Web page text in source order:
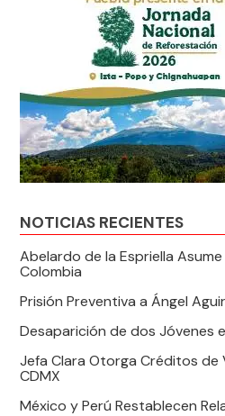
NOTICIAS RECIENTES
Abelardo de la Espriella
Colombia
Prisión Preventiva a Ángel
Desaparición de dos Jóvenes
Jefa Clara Otorga Créditos de
CDMX
México y Perú Restablecen